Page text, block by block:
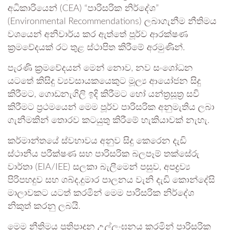
අධිකාරියෙන් (CEA) “පාරිසරික නිර්දේශ”
(Environmental Recommendations) ලබාගැනීම නීතිමය
වශයෙන් අනිවාර්ය කර ඇත්තේ පූර්ව ආරක්ෂණ
ක්‍රමවේදයක් රට තුළ ස්ථාපිත කිරීමේ අරමුණින්.
පැරණි ක්‍රමවේදයන් මෙන් නොව, නව සංශෝධන
යටතේ කිසිදු ව්‍යවසායකයෙකුට මූල්‍ය ආයෝජන සිදු
කිරීමට, ගොඩනැගිලි ඉදි කිරීමට හෝ යන්ත්‍රසූත්‍ර සවි
කිරීමට ප්‍රථමයෙන් මෙම පූර්ව පාරිසරික අනුමැතිය ලබා
ගැනීමකින් තොරව කටයුතු කිරීමේ හැකියාවක් නැහැ.
කර්මාන්තයේ ස්වභාවය අනුව සිදු කෙරෙන දැඩි
ස්ථානීය පරීක්ෂණ සහ පාරිසරික බලපෑම් තක්සේරු
වාර්තා (EIA/IEE) සලකා බැලීමෙන් පසුව, අපද්‍රව්‍ය
පිරිපහදුව සහ ශබ්ද,දුමාර පාලනය වැනි දැඩි කොන්දේසි
මාලාවකට යටත් කරමින් මෙම පාරිසරික නිර්දේශ
නිකුත් කරනු ලබයි.
මෙම නීතිමය ප්‍රතිපාදන උල්ලංඝනය කරමින් පාරිසරික